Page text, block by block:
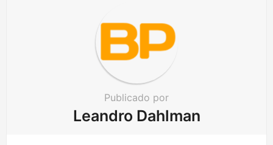
Publicado por
Leandro Dahlman